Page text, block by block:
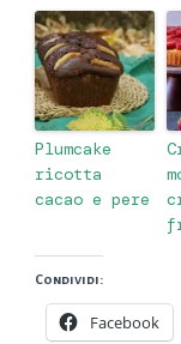
Plumcake
ricotta
cacao e pere
Condividi:
Facebook